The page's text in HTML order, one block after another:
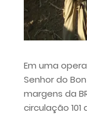
Em uma
Senhor do
margens da
circulação